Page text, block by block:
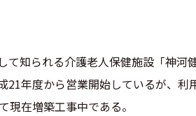
知られる介護老人保健施設「神河
21年度から営業開始しているが、利
現在増築工事中である。